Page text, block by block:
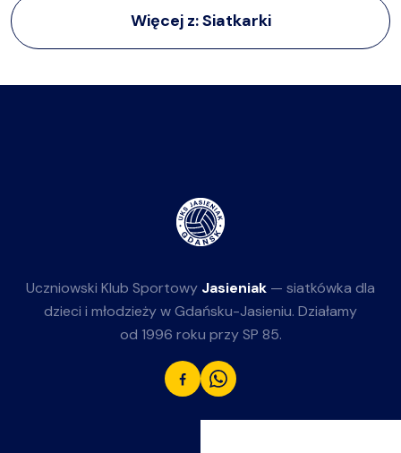
Więcej z:Siatkarki
Uczniowski Klub Sportowy Jasieniak — siatkówka dla
dzieci i młodzieży w Gdańsku-Jasieniu. Działamy
od 1996 roku przy SP 85.